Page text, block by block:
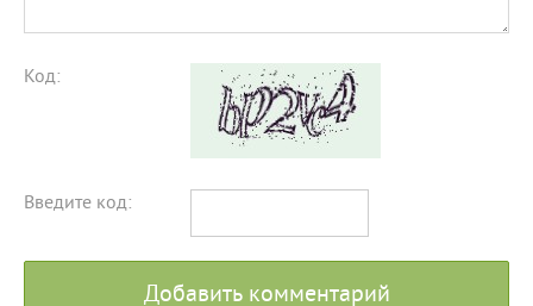
Код:
Введите код:
Добавить комментарий